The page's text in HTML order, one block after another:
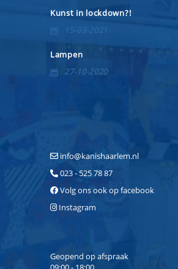
Kunst in lockdown?!
15-03-2021
Lampen
27-10-2020
info@kanishaarlem.nl
023 - 525 78 87
Volg ons ook op facebook
Instagram
Geopend op afspraak